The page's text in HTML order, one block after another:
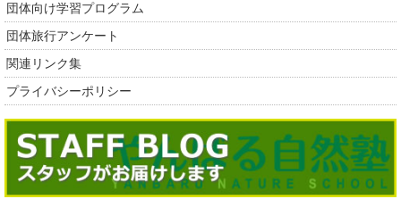
団体向け学習プログラム
団体旅行アンケート
関連リンク集
プライバシーポリシー